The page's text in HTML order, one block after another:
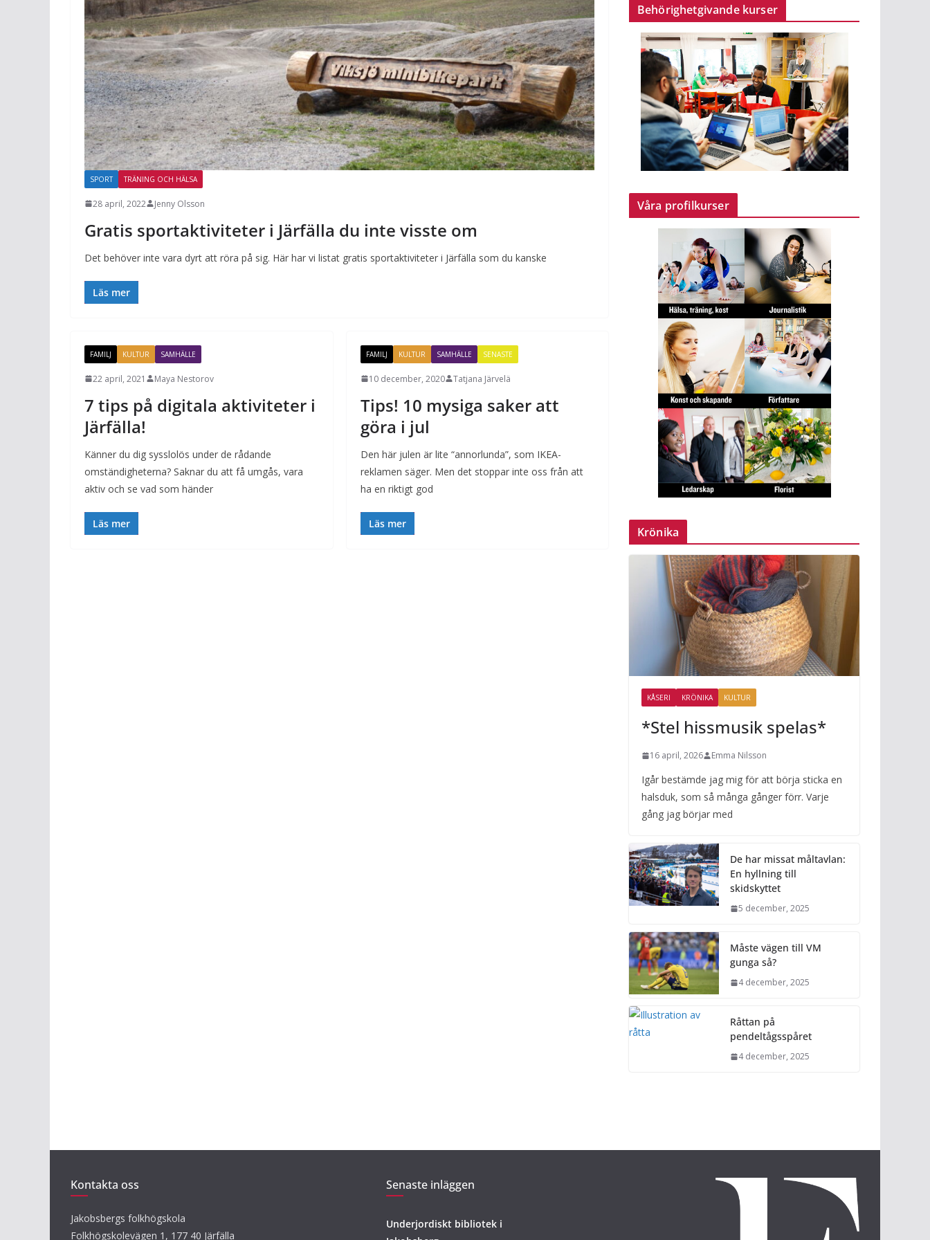
SPORT TRÄNING OCH HÄLSA
28 april, 2022 Jenny Olsson
Gratis sportaktiviteter i Järfälla du inte visste om
Det behöver inte vara dyrt att röra på sig. Här har vi listat gratis sportaktiviteter i Järfälla som du kanske
Läs mer
FAMILJ KULTUR SAMHÄLLE
22 april, 2021 Maya Nestorov
7 tips på digitala aktiviteter i
Järfälla!
Känner du dig sysslolös under de rådande
omständigheterna? Saknar du att få umgås, vara
aktiv och se vad som händer
Läs mer
FAMILJ KULTUR SAMHÄLLE SENASTE
10 december, 2020 Tatjana Järvelä
Tips! 10 mysiga saker att
göra i jul
Den här julen är lite “annorlunda”, som IKEA-
reklamen säger. Men det stoppar inte oss från att
ha en riktigt god
Läs mer
Behörighetgivande kurser
Våra profilkurser
Krönika
KÅSERI KRÖNIKA KULTUR
*Stel hissmusik spelas*
16 april, 2026 Emma Nilsson
Igår bestämde jag mig för att börja sticka en
halsduk, som så många gånger förr. Varje
gång jag börjar med
De har missat måltavlan:
En hyllning till
skidskyttet
5 december, 2025
Måste vägen till VM
gunga så?
4 december, 2025
Råttan på
pendeltågsspåret
4 december, 2025
Kontakta oss
Jakobsbergs folkhögskola
Folkhögskolevägen 1, 177 40 Järfälla
Senaste inläggen
Underjordiskt bibliotek i